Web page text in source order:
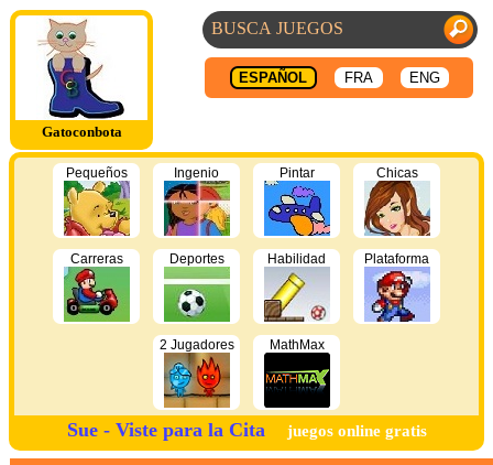
Gatoconbota
ESPAÑOL FRA ENG
Pequeños Ingenio Pintar Chicas
Carreras Deportes Habilidad Plataforma
2 Jugadores MathMax
Sue - Viste para la Cita juegos online gratis